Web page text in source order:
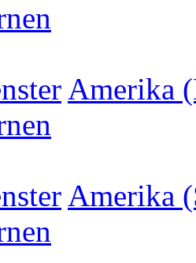
Amerika
Amerika